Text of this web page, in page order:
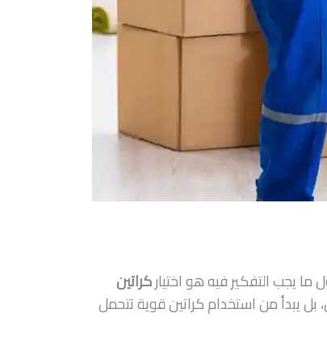
يجب التفكير فيه هو اختياركراتين
يبدأ من استخدام كراتين قوية تتحمل